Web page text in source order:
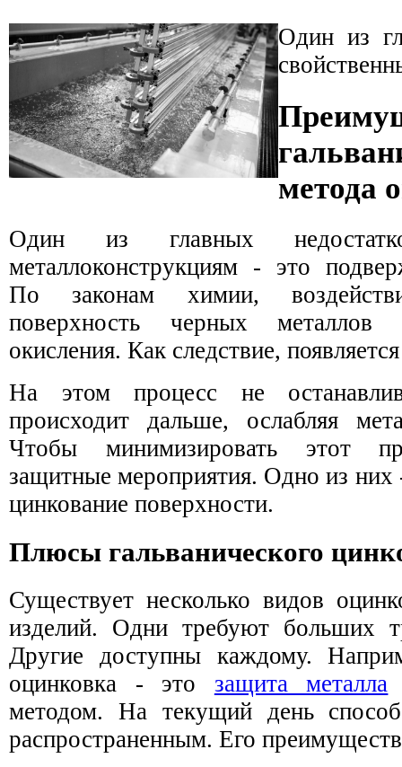
Один из
метода
Один из главных
металлоконструкциям - это
По законам химии,
поверхность черных металлов
окисления. Как следствие,
На этом процесс не
происходит дальше, ослабляя
Чтобы минимизировать этот
защитные мероприятия. Одно из них
цинкование поверхности.
Плюсы гальванического
Существует несколько видов
изделий. Одни требуют больших
Другие доступны каждому.
оцинковка - это защита металла
методом. На текущий день способ
распространенным. Его